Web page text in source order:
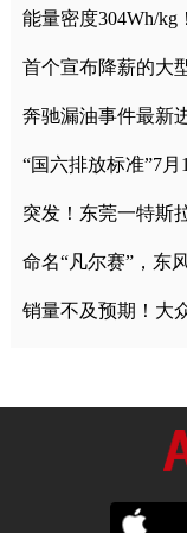
能量密度304Wh/
突发！东莞一特斯
命名“凡尔赛”，东
销量不及预期！大